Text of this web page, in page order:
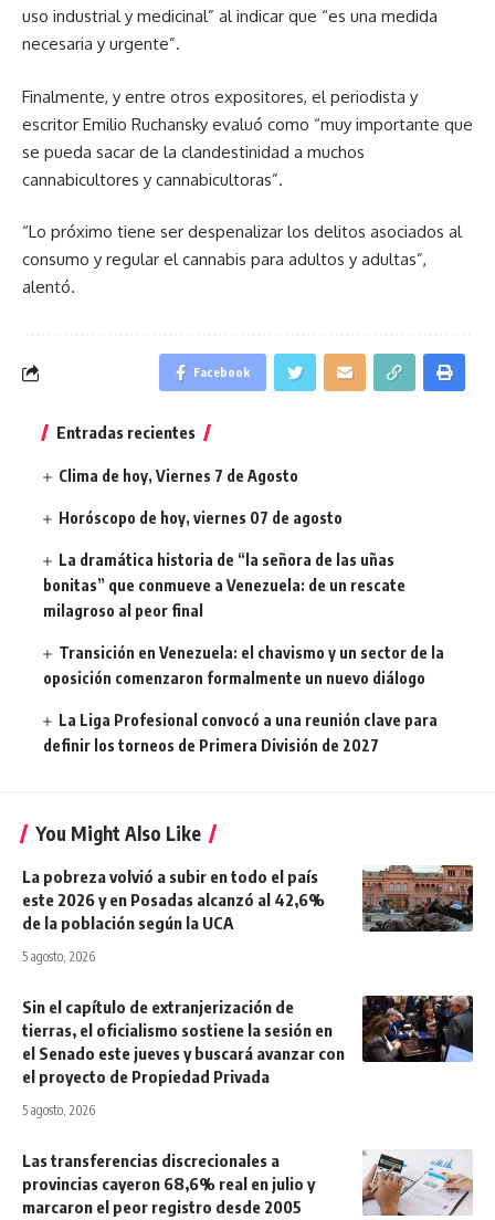
uso industrial y medicinal” al indicar que “es una medida
necesaria y urgente”.
Finalmente, y entre otros expositores, el periodista y
escritor Emilio Ruchansky evaluó como “muy importante que
se pueda sacar de la clandestinidad a muchos
cannabicultores y cannabicultoras”.
“Lo próximo tiene ser despenalizar los delitos asociados al
consumo y regular el cannabis para adultos y adultas”,
alentó.
Facebook
Entradas recientes
Clima de hoy, Viernes 7 de Agosto
Horóscopo de hoy, viernes 07 de agosto
La dramática historia de “la señora de las uñas
bonitas” que conmueve a Venezuela: de un rescate
milagroso al peor final
Transición en Venezuela: el chavismo y un sector de la
oposición comenzaron formalmente un nuevo diálogo
La Liga Profesional convocó a una reunión clave para
definir los torneos de Primera División de 2027
You Might Also Like
La pobreza volvió a subir en todo el país
este 2026 y en Posadas alcanzó al 42,6%
de la población según la UCA
5 agosto, 2026
Sin el capítulo de extranjerización de
tierras, el oficialismo sostiene la sesión en
el Senado este jueves y buscará avanzar con
el proyecto de Propiedad Privada
5 agosto, 2026
Las transferencias discrecionales a
provincias cayeron 68,6% real en julio y
marcaron el peor registro desde 2005